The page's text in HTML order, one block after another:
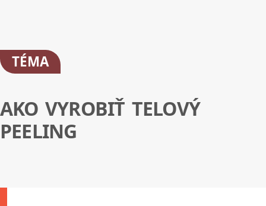
TÉMA
AKO VYROBIŤ TELOVÝ
PEELING